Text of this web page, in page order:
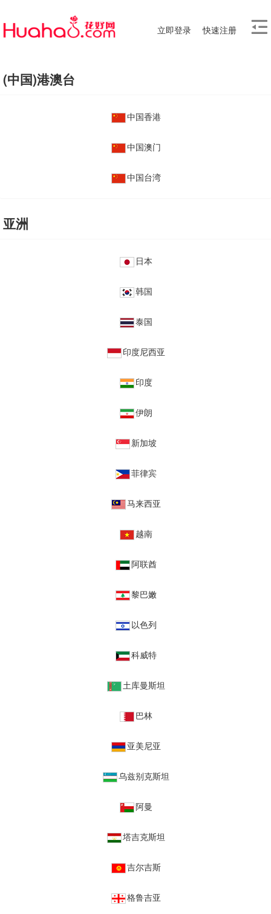
立即登录 快速注册
(中国)港澳台
中国香港
中国澳门
中国台湾
亚洲
日本
韩国
泰国
印度尼西亚
印度
伊朗
新加坡
菲律宾
马来西亚
越南
阿联酋
黎巴嫩
以色列
科威特
土库曼斯坦
巴林
亚美尼亚
乌兹别克斯坦
阿曼
塔吉克斯坦
吉尔吉斯
格鲁吉亚